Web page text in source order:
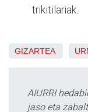
trikitilariak.
GIZARTEA
AIURRI
jaso eta